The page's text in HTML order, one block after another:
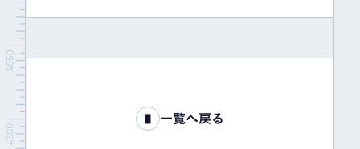
一覧へ戻る